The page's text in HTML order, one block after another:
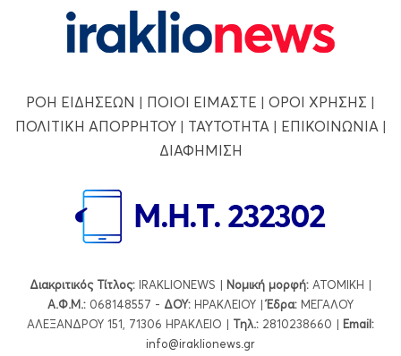
ΡΟΗ ΕΙΔΗΣΕΩΝ | ΠΟΙΟΙ ΕΙΜΑΣΤΕ | ΟΡΟΙ ΧΡΗΣΗΣ |
ΠΟΛΙΤΙΚΗ ΑΠΟΡΡΗΤΟΥ| ΤΑΥΤΟΤΗΤΑ | ΕΠΙΚΟΙΝΩΝΙΑ |
ΔΙΑΦΗΜΙΣΗ
Διακριτικός Τίτλος: IRAKLIONEWS | Νομική μορφή: ΑΤΟΜΙΚΗ |
Α.Φ.Μ.: 068148557 - ΔΟΥ: ΗΡΑΚΛΕΙΟΥ |Έδρα: ΜΕΓΑΛΟΥ
ΑΛΕΞΑΝΔΡΟΥ 151, 71306 ΗΡΑΚΛΕΙΟ | Τηλ.: 2810238660 | Εmail:
info@iraklionews.gr